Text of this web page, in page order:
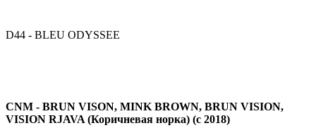
D44 - BLEU ODYSSEE
CNM - BRUN VISON, MINK BROWN, BRUN VISION,
VISION RJAVA (Коричневая норка) (с 2018)